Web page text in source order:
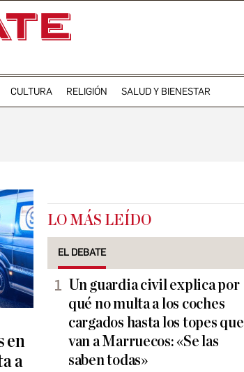
CULTURA RELIGIÓN SALUD Y BIENESTAR
en
a
LO MÁS LEÍDO
EL DEBATE
Un guardia civil explica por
qué no multa a los coches
cargados hasta los topes que
van a Marruecos: «Se las
saben todas»